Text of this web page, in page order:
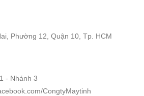
Phường 12, Quận 10, Tp. HCM
- Nhánh 3
CongtyMaytinh